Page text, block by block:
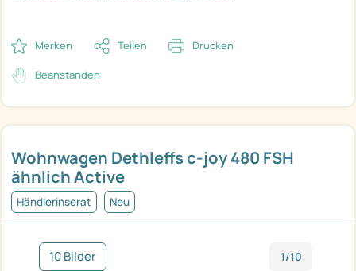
Wohnwagen Dethleffs c-joy 480 FSH
ähnlich Active
Händlerinserat Neu
10 Bilder 1/10
Merken Teilen Drucken
Beanstanden